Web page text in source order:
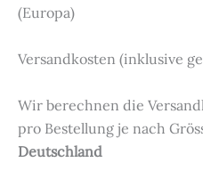
(Europa)
Versandkosten (inklusive
Wir berechnen die
pro Bestellung je nach
Deutschland